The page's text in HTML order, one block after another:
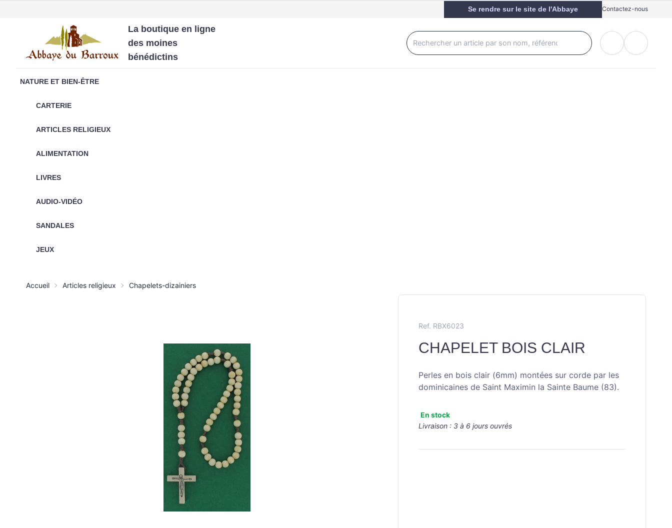
Se rendre sur le site de l'Abbaye Contactez-nous
NATURE ET BIEN-ÊTRE
CARTERIE
ARTICLES RELIGIEUX
ALIMENTATION
LIVRES
AUDIO-VIDÉO
SANDALES
JEUX
La boutique en ligne
des moines
bénédictins
Accueil Articles religieux Chapelets-dizainiers
Ref. RBX6023
CHAPELET BOIS CLAIR
Perles en bois clair (6mm) montées sur corde par les
dominicaines de Saint Maximin la Sainte Baume (83).
En stock
Livraison : 3 à 6 jours ouvrés